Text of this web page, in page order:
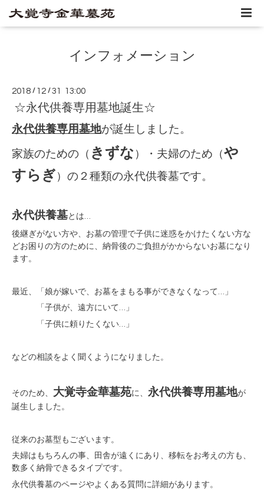
インフォメーション
2018 / 12 /31 13:00
☆永代供養専用墓地誕生☆
永代供養専用墓地が誕生しました。
家族のための（ きずな ）・夫婦のため（や
すらぎ ）の２種類の永代供養墓です。
永代供養墓とは…
後継ぎがない方や、お墓の管理で子供に迷惑をかけたくない方な
どお困りの方のために、納骨後のご負担がかからないお墓になり
ます。
最近、「娘が嫁いで、お墓をまもる事ができなくなって…」
「子供が、遠方にいて…」
「子供に頼りたくない…」
などの相談をよく聞くようになりました。
そのため、 大覚寺金華墓苑に、 永代供養専用墓地が
誕生しました。
従来のお墓型もございます。
夫婦はもちろんの事、田舎が遠くにあり、移転をお考えの方も、
数多く納骨できるタイプです。
永代供養墓のページやよくある質問に詳細があります。